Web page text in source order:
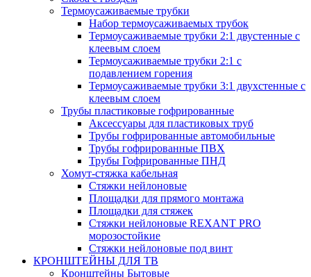
Термоусаживаемые трубки
Набор термоусаживаемых трубок
Термоусаживаемые трубки 2:1 двустенные с
клеевым слоем
Термоусаживаемые трубки 2:1 с
подавлением горения
Термоусаживаемые трубки 3:1 двухстенные с
клеевым слоем
Трубы пластиковые гофрированные
Аксессуары для пластиковых труб
Трубы гофрированные автомобильные
Трубы гофрированные ПВХ
Трубы Гофрированные ПНД
Хомут-стяжка кабельная
Cтяжки нейлоновые
Площадки для прямого монтажа
Площадки для стяжек
Стяжки нейлоновые REXANT PRO
морозостойкие
Стяжки нейлоновые под винт
КРОНШТЕЙНЫ ДЛЯ ТВ
Кронштейны Бытовые